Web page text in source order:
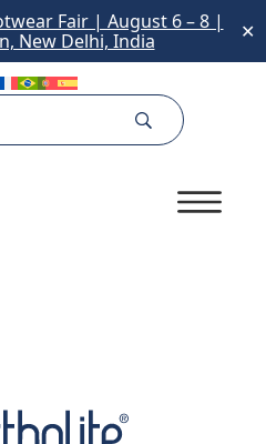
Fair | August 6 – 8 |
New Delhi, India
✕